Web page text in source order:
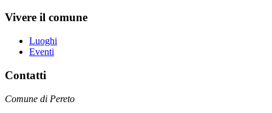
Vivere il comune
Luoghi
Eventi
Contatti
Comune di Pereto